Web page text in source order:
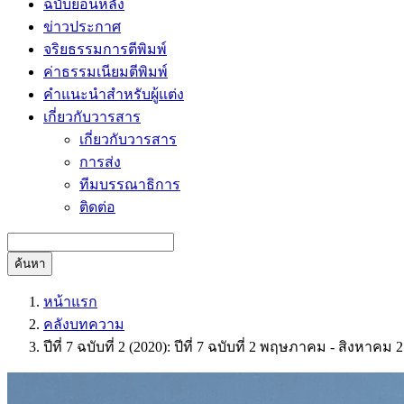
ฉบับย้อนหลัง
ข่าวประกาศ
จริยธรรมการตีพิมพ์
ค่าธรรมเนียมตีพิมพ์
คำแนะนำสำหรับผู้แต่ง
เกี่ยวกับวารสาร
เกี่ยวกับวารสาร
การส่ง
ทีมบรรณาธิการ
ติดต่อ
ค้นหา
หน้าแรก
คลังบทความ
ปีที่ 7 ฉบับที่ 2 (2020): ปีที่ 7 ฉบับที่ 2 พฤษภาคม - สิงหาคม